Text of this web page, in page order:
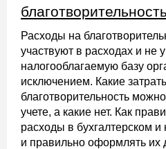
Расходы на
участвуют в расходах и не
налогооблагаемую базу
исключением. Какие
благотворительность
учете, а какие нет. Как
расходы в бухгалтерском
и правильно оформлять их